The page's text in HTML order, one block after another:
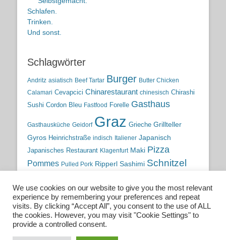
Schlafen.
Trinken.
Und sonst.
Schlagwörter
Andritz asiatisch Beef Tartar Burger Butter Chicken
Calamari Cevapcici Chinarestaurant chinesisch Chirashi
Sushi Cordon Bleu Fastfood Forelle Gasthaus
Gasthausküche Geidorf Graz Grieche Grillteller
Gyros Heinrichstraße indisch Italiener Japanisch
Japanisches Restaurant Klagenfurt Maki Pizza
Pommes Pulled Pork Ripperl Sashimi Schnitzel
traditionelle Küche Traditionsgasthaus Vulkanland
Wien Wild österreichische Küche
österreichische Wirtshausküche
We use cookies on our website to give you the most relevant
experience by remembering your preferences and repeat
visits. By clicking “Accept All”, you consent to the use of ALL
the cookies. However, you may visit "Cookie Settings" to
provide a controlled consent.